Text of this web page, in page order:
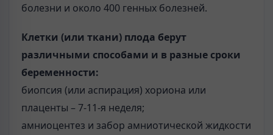
болезни и около 400 генных болезней.
Клетки (или ткани) плода берут
различными способами и в разные сроки
беременности:
биопсия (или аспирация) хориона или
плаценты – 7-11-я неделя;
амниоцентез и забор амниотической жидкости